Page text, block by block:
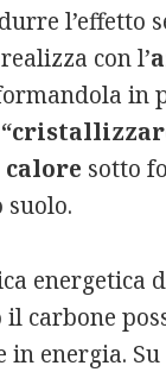
l’effetto
con l’
in
sotto
suolo.
energetica
carbone
energia.